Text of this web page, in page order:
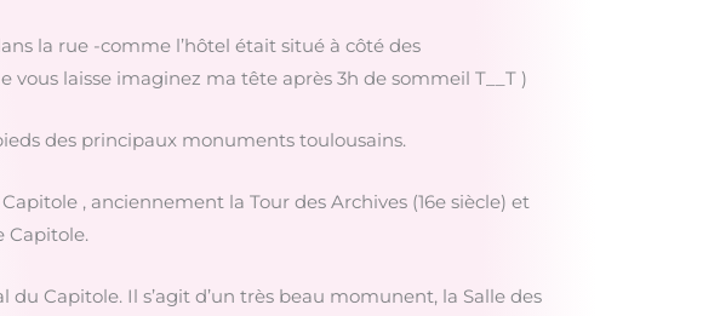
la rue -comme l’hôtel était situé à côté des
vous laisse imaginez ma tête après 3h de sommeil T__T )
des principaux monuments toulousains.
, anciennement la Tour des Archives (16e siècle) et
Capitole.
Capitole. Il s’agit d’un très beau momunent, la Salle des